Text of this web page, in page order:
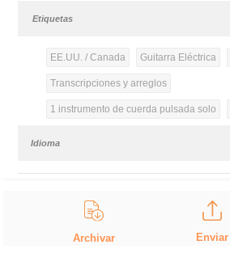
Etiquetas
EE.UU. / Canada Guitarra Eléctrica
Transcripciones y arreglos
1 instrumento de cuerda pulsada solo
Idioma
Archivar Enviar